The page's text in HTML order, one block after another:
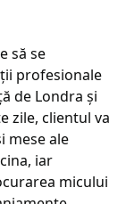
să se
profesionale
de Londra și
zile, clientul va
mese ale
iar
micului